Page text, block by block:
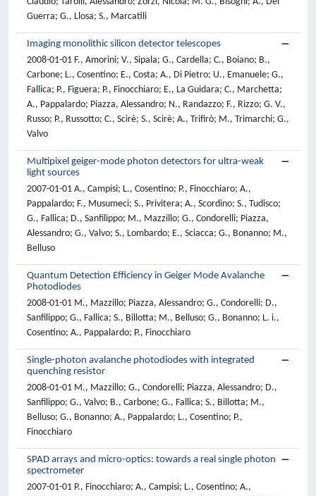
Guerra; G., Llosa; S., Marcatili
Imaging monolithic silicon detector telescopes
2008-01-01 F., Amorini; V., Sipala; G., Cardella; C., Boiano; B.,
Carbone; L., Cosentino; E., Costa; A., Di Pietro; U., Emanuele; G.,
Fallica; P., Figuera; P., Finocchiaro; E., La Guidara; C., Marchetta;
A., Pappalardo; Piazza, Alessandro; N., Randazzo; F., Rizzo; G. V.,
Russo; P., Russotto; C., Scirè; S., Scirè; A., Trifirò; M., Trimarchi; G.,
Valvo
Multipixel geiger-mode photon detectors for ultra-weak
light sources
2007-01-01 A., Campisi; L., Cosentino; P., Finocchiaro; A.,
Pappalardo; F., Musumeci; S., Privitera; A., Scordino; S., Tudisco;
G., Fallica; D., Sanfilippo; M., Mazzillo; G., Condorelli; Piazza,
Alessandro; G., Valvo; S., Lombardo; E., Sciacca; G., Bonanno; M.,
Belluso
Quantum Detection Efficiency in Geiger Mode Avalanche
Photodiodes
2008-01-01 M., Mazzillo; Piazza, Alessandro; G., Condorelli; D.,
Sanfilippo; G., Fallica; S., Billotta; M., Belluso; G., Bonanno; L. i.,
Cosentino; A., Pappalardo; P., Finocchiaro
Single-photon avalanche photodiodes with integrated
quenching resistor
2008-01-01 M., Mazzillo; G., Condorelli; Piazza, Alessandro; D.,
Sanfilippo; G., Valvo; B., Carbone; G., Fallica; S., Billotta; M.,
Belluso; G., Bonanno; A., Pappalardo; L., Cosentino; P.,
Finocchiaro
SPAD arrays and micro-optics: towards a real single photon
spectrometer
2007-01-01 P., Finocchiaro; A., Campisi; L., Cosentino; A.,